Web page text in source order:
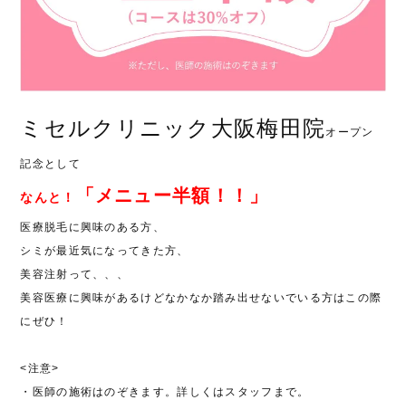
ミセルクリニック大阪梅田院オープン
記念として
なんと！ 「メニュー半額！！」
医療脱毛に興味のある方、
シミが最近気になってきた方、
美容注射って、、、
美容医療に興味があるけどなかなか踏み出せないでいる方はこの際
にぜひ！
<注意>
・医師の施術はのぞきます。詳しくはスタッフまで。